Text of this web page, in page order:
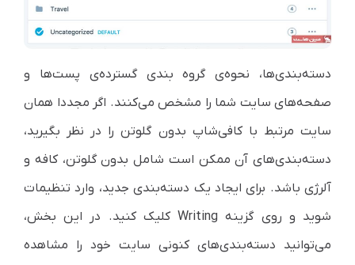
دسته‌بندی‌ها، نحوه‌ی گروه بندی گسترده‌ی پست‌ها و
صفحه‌های سایت شما را مشخص می‌کنند. اگر مجددا همان
سایت مرتبط با کافی‌شاپ بدون گلوتن را در نظر بگیرید،
دسته‌بندی‌های آن ممکن است شامل بدون گلوتن، کافه و
آلرژی باشد. برای ایجاد یک دسته‌بندی جدید، وارد تنظیمات
شوید و روی گزینه Writing کلیک کنید. در این بخش،
می‌توانید دسته‌بندی‌های کنونی سایت خود را مشاهده